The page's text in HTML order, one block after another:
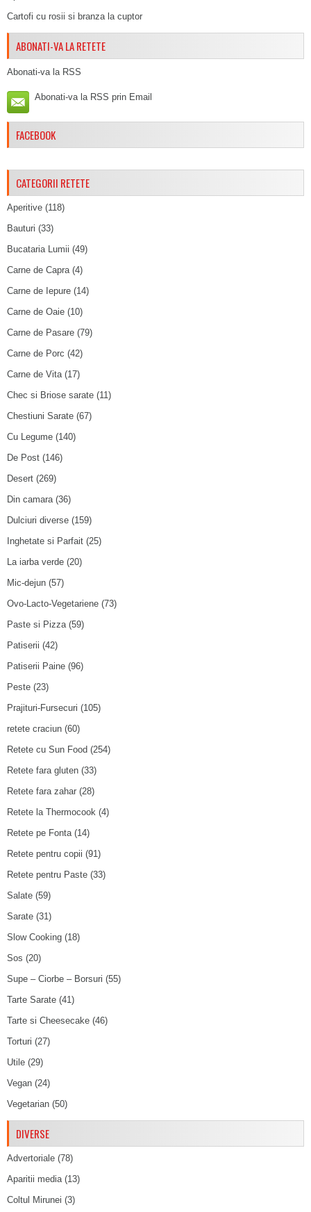
Cartofi cu rosii si branza la cuptor
ABONATI-VA LA RETETE
Abonati-va la RSS
Abonati-va la RSS prin Email
FACEBOOK
CATEGORII RETETE
Aperitive (118)
Bauturi (33)
Bucataria Lumii (49)
Carne de Capra(4)
Carne de Iepure (14)
Carne de Oaie (10)
Carne de Pasare (79)
Carne de Porc (42)
Carne de Vita(17)
Chec si Briose sarate (11)
Chestiuni Sarate (67)
Cu Legume (140)
De Post (146)
Desert (269)
Din camara(36)
Dulciuri diverse (159)
Inghetate si Parfait (25)
La iarba verde (20)
Mic-dejun (57)
Ovo-Lacto-Vegetariene (73)
Paste si Pizza(59)
Patiserii (42)
Patiserii Paine (96)
Peste (23)
Prajituri-Fursecuri (105)
retete craciun (60)
Retete cu Sun Food (254)
Retete fara gluten (33)
Retete fara zahar (28)
Retete la Thermocook (4)
Retete pe Fonta(14)
Retete pentru copii (91)
Retete pentru Paste (33)
Salate (59)
Sarate (31)
Slow Cooking (18)
Sos (20)
Supe – Ciorbe – Borsuri (55)
Tarte Sarate (41)
Tarte si Cheesecake (46)
Torturi (27)
Utile (29)
Vegan (24)
Vegetarian (50)
DIVERSE
Advertoriale (78)
Aparitii media(13)
Coltul Mirunei (3)